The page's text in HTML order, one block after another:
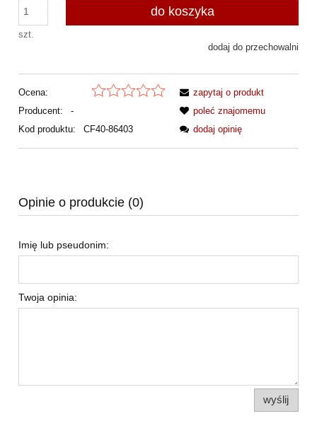
szt.
do koszyka
dodaj do przechowalni
Ocena:
Producent:
-
Kod produktu:
CF40-86403
zapytaj o produkt
poleć znajomemu
dodaj opinię
Opinie o produkcie (0)
Imię lub pseudonim:
Twoja opinia:
wyślij